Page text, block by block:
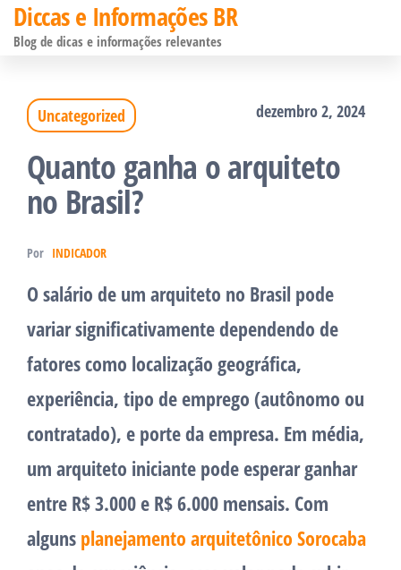
Pular
para
conteúdo
Diccas e Informações BR
Blog de dicas e informações relevantes
Uncategorized dezembro 2, 2024
Quanto ganha o arquiteto
no Brasil?
Por INDICADOR
O salário de um arquiteto no Brasil pode
variar significativamente dependendo de
fatores como localização geográfica,
experiência, tipo de emprego (autônomo ou
contratado), e porte da empresa. Em média,
um arquiteto iniciante pode esperar ganhar
entre R$ 3.000 e R$ 6.000 mensais. Com
alguns planejamento arquitetônico Sorocaba